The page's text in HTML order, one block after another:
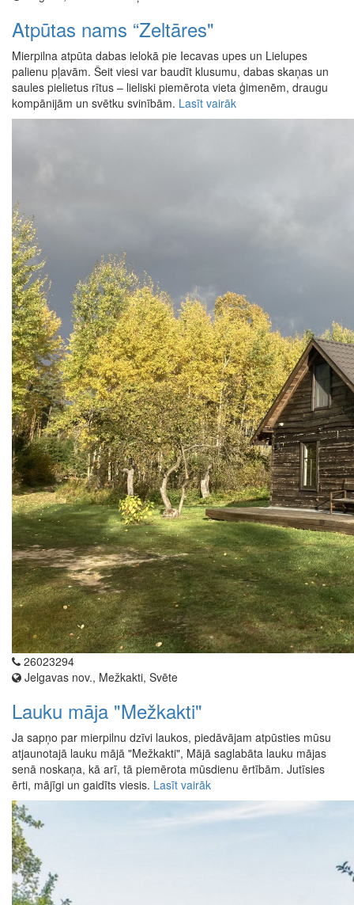
Atpūtas nams “Zeltāres"
Mierpilna atpūta dabas ielokā pie Iecavas upes un Lielupes
palienu pļavām. Šeit viesi var baudīt klusumu, dabas skaņas un
saules pielietus rītus – lieliski piemērota vieta ģimenēm, draugu
kompānijām un svētku svinībām. Lasīt vairāk
26023294
Jelgavas nov., Mežkakti, Svēte
Lauku māja "Mežkakti"
Ja sapņo par mierpilnu dzīvi laukos, piedāvājam atpūsties mūsu
atjaunotajā lauku mājā "Mežkakti", Mājā saglabāta lauku mājas
senā noskaņa, kā arī, tā piemērota mūsdienu ērtībām. Jutīsies
ērti, mājīgi un gaidīts viesis. Lasīt vairāk